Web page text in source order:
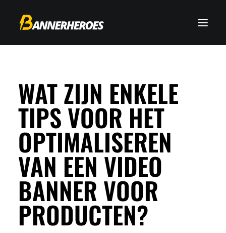
WAT ZIJN ENKELE
TIPS VOOR HET
OPTIMALISEREN
VAN EEN VIDEO
BANNER VOOR
PRODUCTEN?